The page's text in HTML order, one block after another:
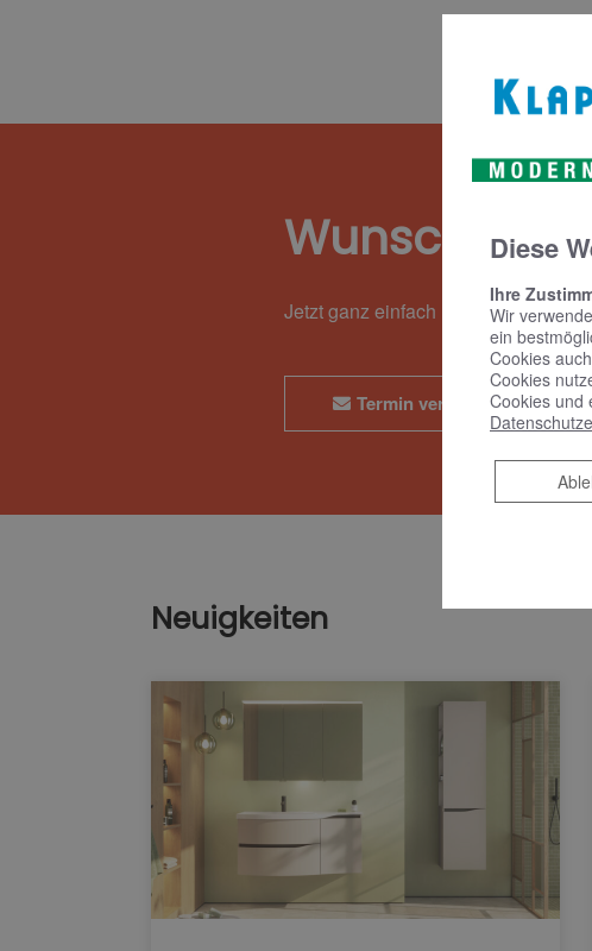
Jetzt ganz einfach und bequem
Termin vereinbaren
Neuigkeiten
Diese
Ihre
Wir
ein
Cookies
Cookies
Cookies und